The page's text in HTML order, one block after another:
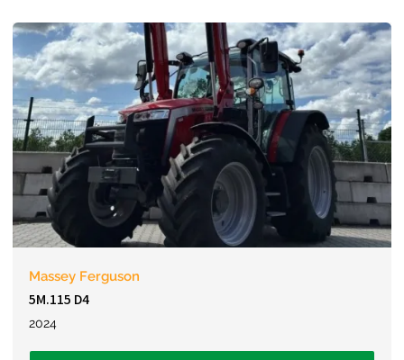
Massey Ferguson
5M.115 D4
2024